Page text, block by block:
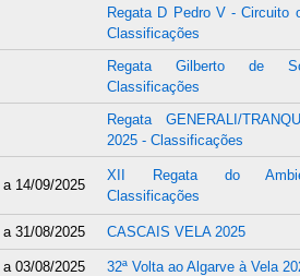
Regata D Pedro V - Circuito
Classificações
Regata Gilberto de
Classificações
Regata GENERALI/
2025 - Classificações
a 14/09/2025
XII Regata do
Classificações
a 31/08/2025 CASCAIS VELA 2025
a 03/08/2025 32ª Volta ao Algarve à Vela